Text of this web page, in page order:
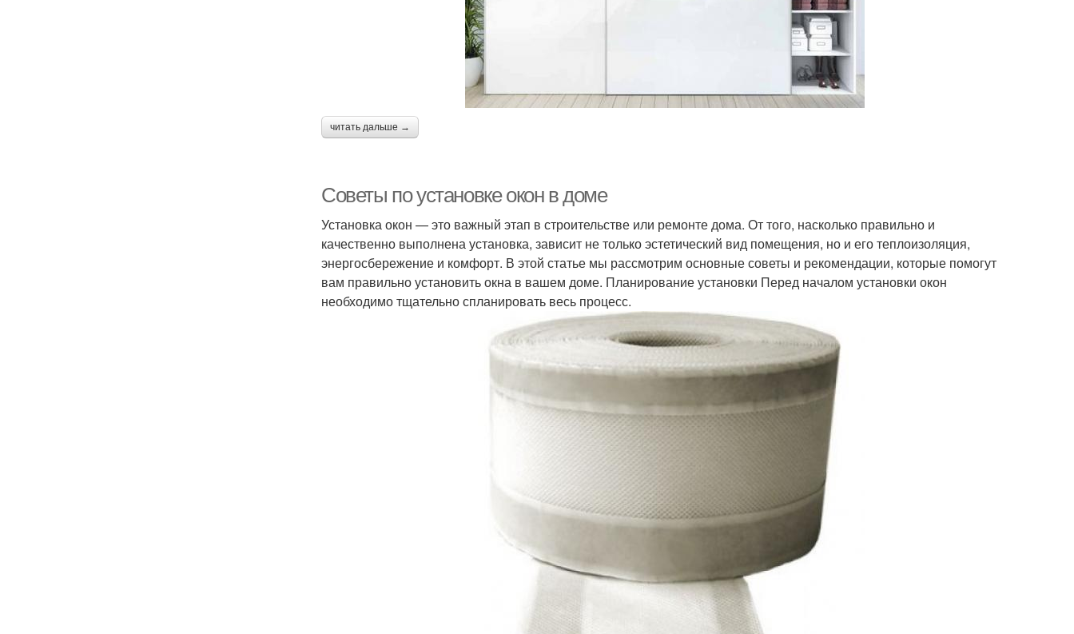
читать дальше →
Советы по установке окон в доме
Установка окон — это важный этап в строительстве или ремонте дома. От того, насколько правильно и
качественно выполнена установка, зависит не только эстетический вид помещения, но и его теплоизоляция,
энергосбережение и комфорт. В этой статье мы рассмотрим основные советы и рекомендации, которые помогут
вам правильно установить окна в вашем доме. Планирование установки Перед началом установки окон
необходимо тщательно спланировать весь процесс.